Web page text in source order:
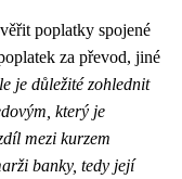
poplatky spojené
za převod, jiné
je důležité zohlednit
který je
mezi kurzem
banky, tedy její